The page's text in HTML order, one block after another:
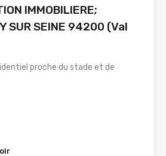
IMMOBILIERE;
SUR SEINE 94200 (Val
proche du stade et de